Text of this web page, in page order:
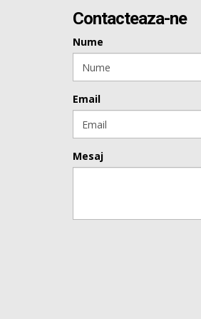
Contacteaza-ne
Nume
Email
Mesaj